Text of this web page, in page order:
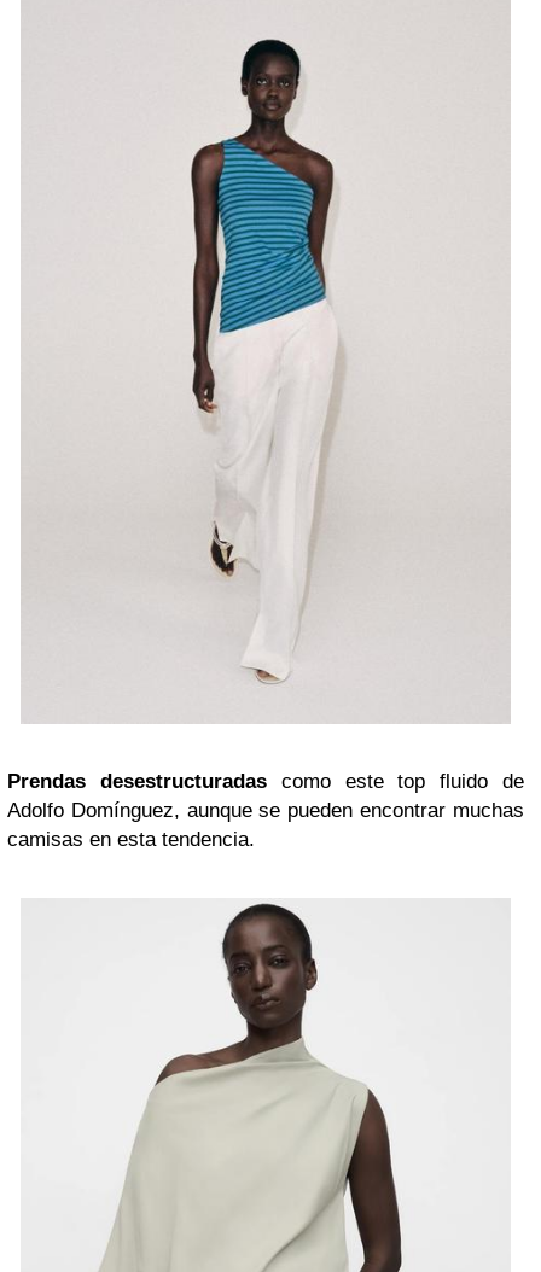
Prendas desestructuradascomo este top fluido de
Adolfo Domínguez, aunque se pueden encontrar muchas
camisas en esta tendencia.